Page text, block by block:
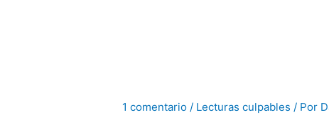
1 comentario / Lecturas culpables / Por